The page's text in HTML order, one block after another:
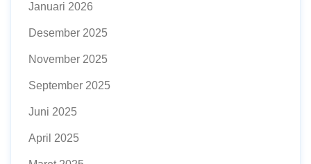
Januari 2026
Desember 2025
November 2025
September 2025
Juni 2025
April 2025